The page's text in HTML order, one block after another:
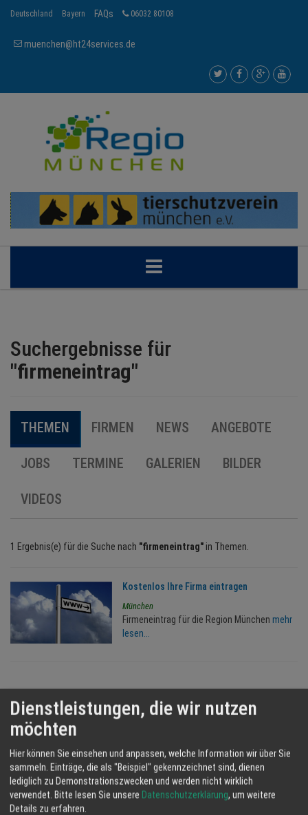
Deutschland Bayern FAQs 06032 80108
muenchen@ht24services.de
BRANCHEN
NEWS
TERMINE
KONTAKT
Suchergebnisse für
"firmeneintrag"
THEMEN FIRMEN NEWS ANGEBOTE
JOBS TERMINE GALERIEN BILDER
VIDEOS
1 Ergebnis(e) für die Suche nach "firmeneintrag" in Themen.
Kostenlos Ihre Firma eintragen
München
Firmeneintrag für die Region München mehr
lesen...
Dienstleistungen, die wir nutzen
möchten
Hier können Sie einsehen und anpassen, welche Information wir über Sie
sammeln. Einträge, die als "Beispiel" gekennzeichnet sind, dienen
lediglich zu Demonstrationszwecken und werden nicht wirklich
verwendet. Bitte lesen Sie unsere Datenschutzerklärung, um weitere
Details zu erfahren.